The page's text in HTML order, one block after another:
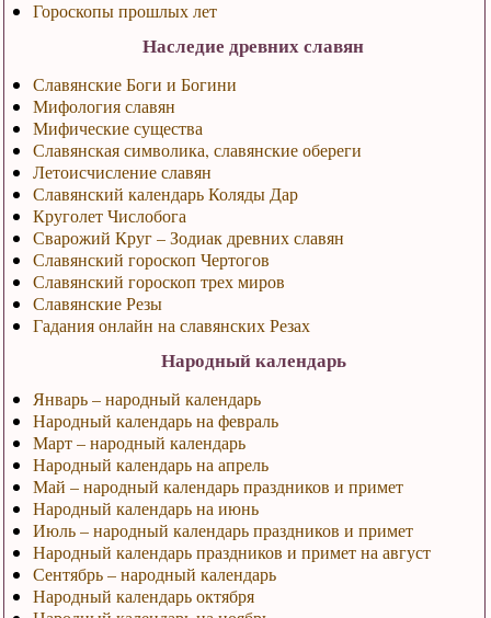
Гороскопы прошлых лет
Наследие древних славян
Славянские Боги и Богини
Мифология славян
Мифические существа
Славянская символика, славянские обереги
Летоисчисление славян
Славянский календарь Коляды Дар
Круголет Числобога
Сварожий Круг – Зодиак древних славян
Славянский гороскоп Чертогов
Славянский гороскоп трех миров
Славянские Резы
Гадания онлайн на славянских Резах
Народный календарь
Январь – народный календарь
Народный календарь на февраль
Март – народный календарь
Народный календарь на апрель
Май – народный календарь праздников и примет
Народный календарь на июнь
Июль – народный календарь праздников и примет
Народный календарь праздников и примет на август
Сентябрь – народный календарь
Народный календарь октября